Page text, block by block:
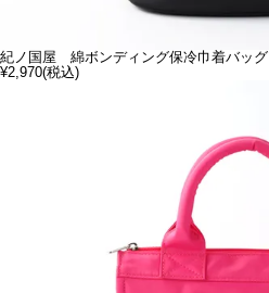
紀ノ国屋 綿ボンディング保冷巾着バッ
¥2,970(税込)